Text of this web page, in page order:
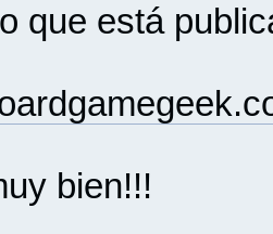
que está
bien!!!